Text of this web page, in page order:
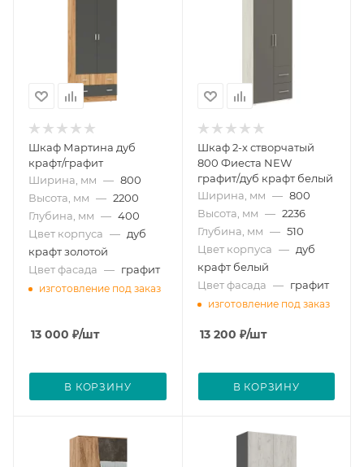
Шкаф Мартина дуб
крафт/графит
Ширина, мм — 800
Высота, мм — 2200
Глубина, мм — 400
Цвет корпуса — дуб
крафт золотой
Цвет фасада — графит
изготовление под заказ
13 000 ₽/шт
В КОРЗИНУ
Шкаф 2-х створчатый
800 Фиеста NEW
графит/дуб крафт белый
Ширина, мм — 800
Высота, мм — 2236
Глубина, мм — 510
Цвет корпуса — дуб
крафт белый
Цвет фасада — графит
изготовление под заказ
13 200 ₽/шт
В КОРЗИНУ